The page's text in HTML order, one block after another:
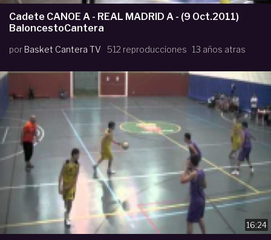
Cadete CANOE A - REAL MADRID A - (9 Oct.2011)
BaloncestoCantera
por Basket Cantera TV 512 reproducciones 13 años atras
16:24